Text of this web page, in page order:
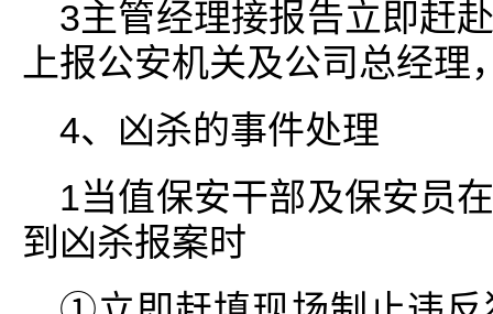
3主管经理接报告立即赶
上报公安机关及公司总经
4、凶杀的事件处理
1当值保安干部及保安员
到凶杀报案时